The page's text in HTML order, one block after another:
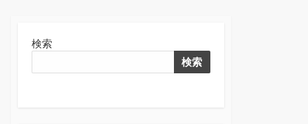
検索
検索